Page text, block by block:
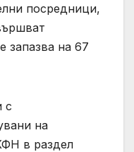
посредници,
запазва на 67
с
на
в раздел